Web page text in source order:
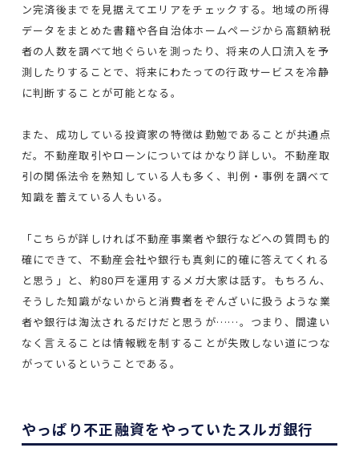
ン完済後までを見据えてエリアをチェックする。地域の所得
データをまとめた書籍や各自治体ホームページから高額納税
者の人数を調べて地ぐらいを測ったり、将来の人口流入を予
測したりすることで、将来にわたっての行政サービスを冷静
に判断することが可能となる。
また、成功している投資家の特徴は勤勉であることが共通点
だ。不動産取引やローンについてはかなり詳しい。不動産取
引の関係法令を熟知している人も多く、判例・事例を調べて
知識を蓄えている人もいる。
「こちらが詳しければ不動産事業者や銀行などへの質問も的
確にできて、不動産会社や銀行も真剣に的確に答えてくれる
と思う」と、約80戸を運用するメガ大家は話す。もちろん、
そうした知識がないからと消費者をぞんざいに扱うような業
者や銀行は淘汰されるだけだと思うが……。つまり、間違い
なく言えることは情報戦を制することが失敗しない道につな
がっているということである。
やっぱり不正融資をやっていたスルガ銀行